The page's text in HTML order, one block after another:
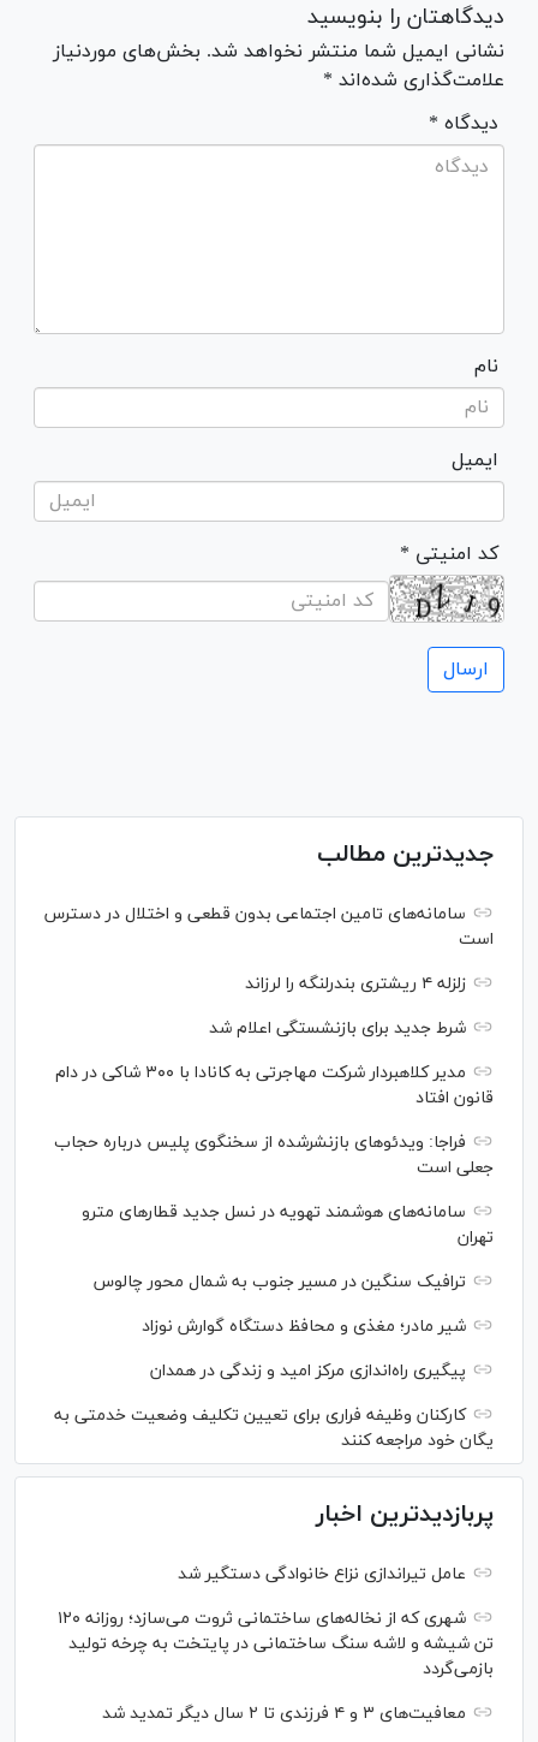
دیدگاهتان را بنویسید
نشانی ایمیل شما منتشر نخواهد شد. بخش‌های موردنیاز
علامت‌گذاری شده‌اند *
* دیدگاه
نام
ایمیل
* کد امنیتی
جدیدترین مطالب
سامانه‌های تامین اجتماعی بدون قطعی و اختلال در دسترس
است
زلزله ۴ ریشتری بندرلنگه را لرزاند
شرط جدید برای بازنشستگی اعلام شد
مدیر کلاهبردار شرکت مهاجرتی به کانادا با ۳۰۰ شاکی در دام
قانون افتاد
فراجا: ویدئو‌های بازنشرشده از سخنگوی پلیس درباره حجاب
جعلی است
سامانه‌های هوشمند تهویه در نسل جدید قطار‌های مترو
تهران
ترافیک سنگین در مسیر جنوب به شمال محور چالوس
شیر مادر؛ مغذی و محافظ دستگاه گوارش نوزاد
پیگیری راه‌اندازی مرکز امید و زندگی در همدان
کارکنان وظیفه فراری برای تعیین تکلیف وضعیت خدمتی به
یگان خود مراجعه کنند
پربازدیدترین اخبار
عامل تیراندازی نزاع خانوادگی دستگیر شد
شهری که از نخاله‌های ساختمانی ثروت می‌سازد؛ روزانه ۱۲۰
تن شیشه و لاشه سنگ ساختمانی در پایتخت به چرخه تولید
بازمی‌گردد
معافیت‌های ۳ و ۴ فرزندی تا ۲ سال دیگر تمدید شد